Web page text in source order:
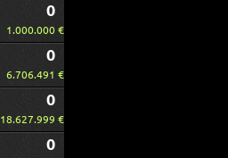
0
1.000.000 €
0
6.706.491 €
0
18.627.999 €
0